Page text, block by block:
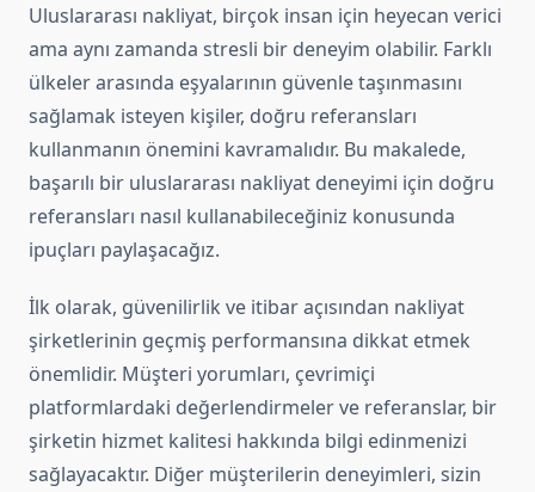
Uluslararası nakliyat, birçok insan için heyecan verici
ama aynı zamanda stresli bir deneyim olabilir. Farklı
ülkeler arasında eşyalarının güvenle taşınmasını
sağlamak isteyen kişiler, doğru referansları
kullanmanın önemini kavramalıdır. Bu makalede,
başarılı bir uluslararası nakliyat deneyimi için doğru
referansları nasıl kullanabileceğiniz konusunda
ipuçları paylaşacağız.
İlk olarak, güvenilirlik ve itibar açısından nakliyat
şirketlerinin geçmiş performansına dikkat etmek
önemlidir. Müşteri yorumları, çevrimiçi
platformlardaki değerlendirmeler ve referanslar, bir
şirketin hizmet kalitesi hakkında bilgi edinmenizi
sağlayacaktır. Diğer müşterilerin deneyimleri, sizin